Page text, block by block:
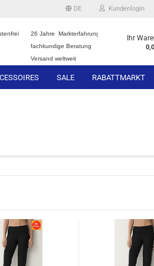
DE Kundenlogin
26 Jahre Markterfahrung
fachkundige Beratung
Versand weltweit
Ihr
SALE RABATTMARKT